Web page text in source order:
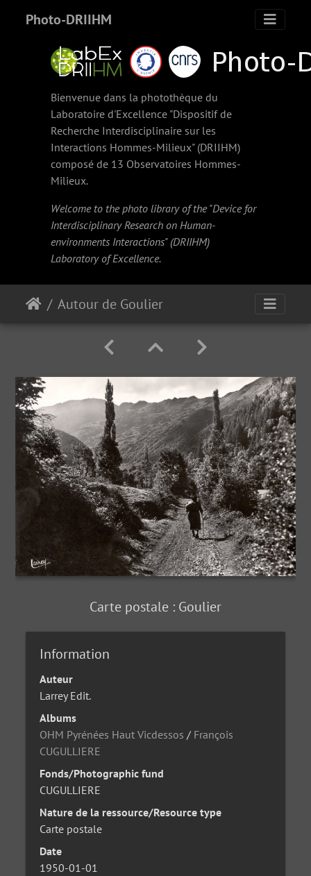
Photo-DRIIHM
Bienvenue dans la photothèque du
Laboratoire d'Excellence "Dispositif de
Recherche Interdisciplinaire sur les
Interactions Hommes-Milieux" (DRIIHM)
composé de 13 Observatoires Hommes-
Milieux.
Welcome to the photo library of the "Device for
Interdisciplinary Research on Human-
environments Interactions" (DRIIHM)
Laboratory of Excellence.
Autour de Goulier
Carte postale : Goulier
Information
Auteur
Larrey Edit.
Albums
OHM Pyrénées Haut Vicdessos / François
CUGULLIERE
Fonds/Photographic fund
CUGULLIERE
Nature de la ressource/Resource type
Carte postale
Date
1950-01-01